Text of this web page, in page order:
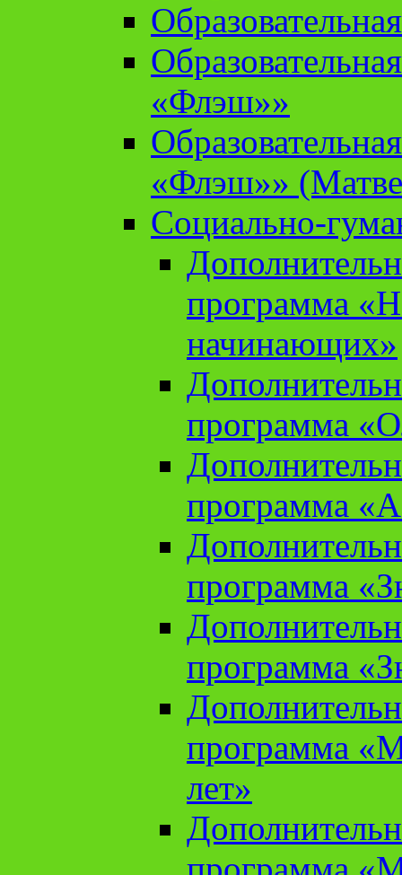
«Флэш»»
«Флэш»»
Социально-
программа
начинающих»
программа
программа
программа
программа
программа
лет»